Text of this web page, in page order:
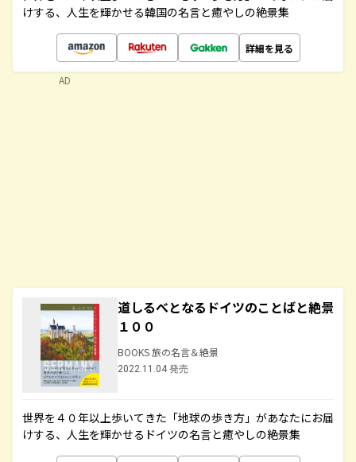
けする、人生を輝かせる韓国の名言と癒やしの絶景集
詳細を見る
道しるべとなるドイツのことばと絶景
１００
BOOKS 旅の名言＆絶景
2022.11.04 発売
世界を４０年以上歩いてきた「地球の歩き方」があなたにお届
けする、人生を輝かせるドイツの名言と癒やしの絶景集
AD